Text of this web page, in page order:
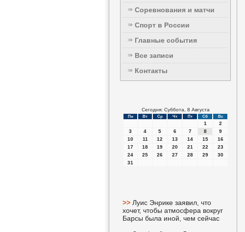
Соревнования и матчи
Спорт в России
Главные события
Все записи
Контакты
Сегодня: Суббота, 8 Августа
Пн Вт Ср Чт Пт Сб Вс
1
2
3
4 5 6 7 8
9
10
11 12 13 14 15
16
17
18 19 20 21 22
23
24
25 26 27 28 29
30
31
>> Луис Энрике заявил, что
хочет, чтобы атмосфера вокруг
Барсы была иной, чем сейчас